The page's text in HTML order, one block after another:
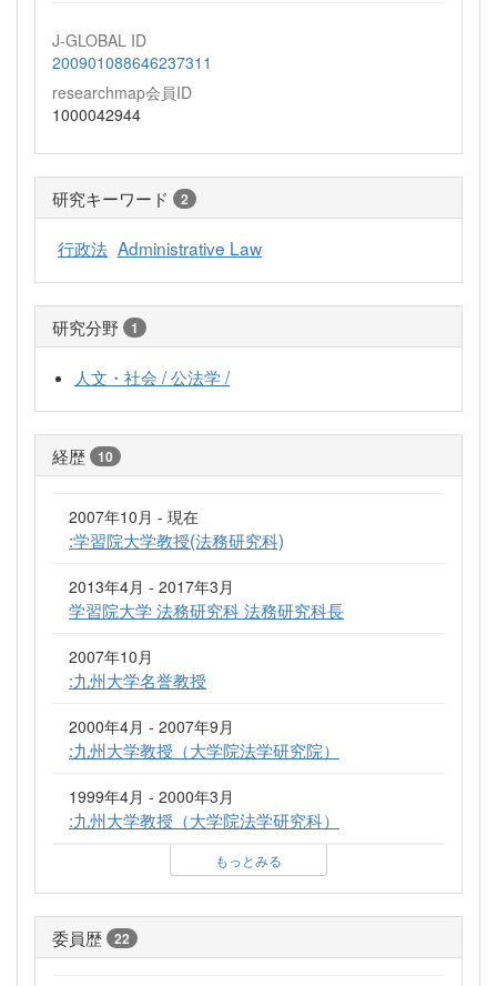
J-GLOBAL ID
200901088646237311
researchmap会員ID
1000042944
研究キーワード 2
行政法 Administrative Law
研究分野 1
人文・社会 / 公法学 /
経歴 10
2007年10月 - 現在
:学習院大学教授(法務研究科)
2013年4月 - 2017年3月
学習院大学 法務研究科 法務研究科長
2007年10月
:九州大学名誉教授
2000年4月 - 2007年9月
:九州大学教授（大学院法学研究院）
1999年4月 - 2000年3月
:九州大学教授（大学院法学研究科）
もっとみる
委員歴 22